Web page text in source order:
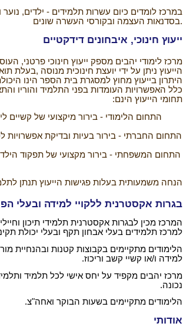
במרכז לומדים כיום עשרות תלמידים - ילדים, נוער
בסדנאות העצמה ובקורסי העשרה שונים .
ייעוץ חינוכי, איבחונים דידקטיים
מרכז לימודי יהבים מספק ייעוץ חינוכי פרטני,
הייעוץ ניתן על ידי יועצת חינוכית מנוסה ,בעלת
היתרון בייעוץ מחוץ למסגרת בית הספר הינו
כלל האפשרויות העומדות בפני התלמיד והוריו
תחומי הייעוץ הינם:
התחום הלימודי - בירור מיקצועי של קשיים
התחום החברתי - בירור בעיות ובדיקת אפשרויות
התחום המשפחתי - בירור מקצועי של תפקוד
הנחה משמעותית בעלות פגישות הייעוץ תנתן
בגרות אקסטרנית ללקויי למידה ובעלי
המרכז מכין לבגרות אקסטרנית תלמידי תיכון
למרכז תלמידים בעלי אבחון תקף ובעלי יכולת
הלימודים מתקיימים בקבוצות קטנות ובהנחיית
למידה ו/או קשיי קשב וריכוז.
מרכז יהבים מקפיד על יחס אישי לכל תלמיד
נכונה.
הלימודים מתקיימים בשעות הבוקר ואחה"צ.
אודותי